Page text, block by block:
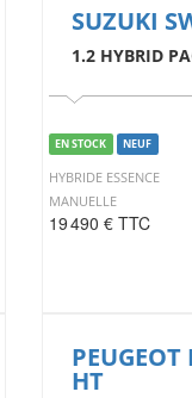
SUZUKI
1.2 HYBRID
EN STOCK NEUF
HYBRIDE ESSENCE
MANUELLE
19 490 € TTC
PEUGEOT
HT